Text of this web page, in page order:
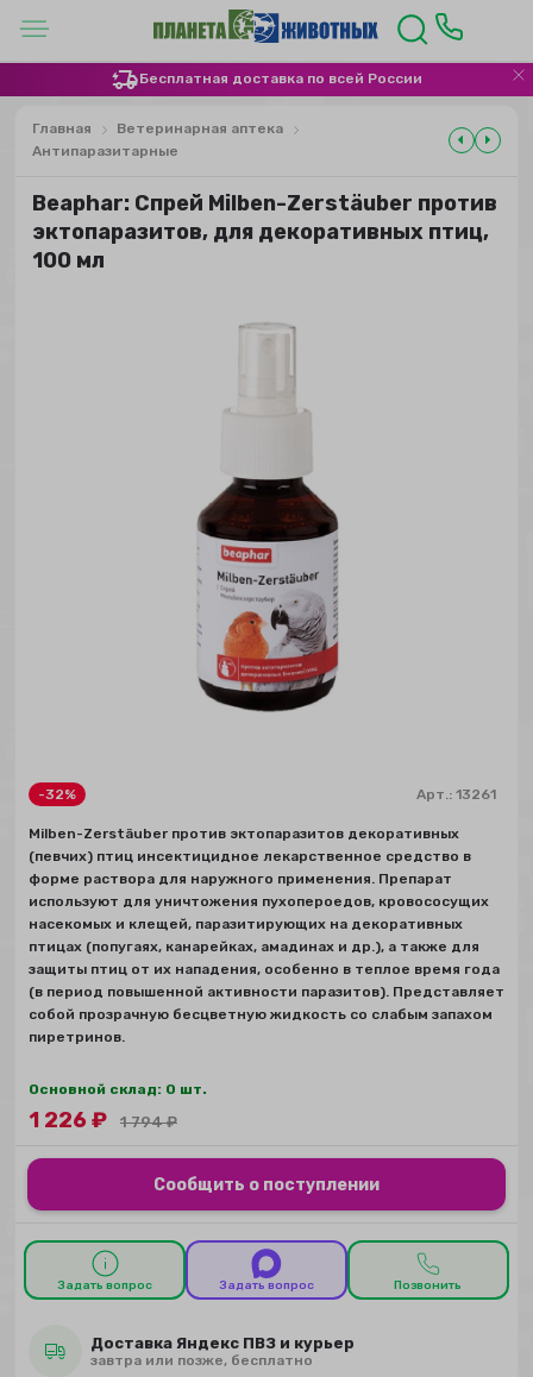
Бесплатная доставка по всей России
Главная
Ветеринарная аптека
Антипаразитарные
Beaphar: Спрей Milben-Zerstäuber против
эктопаразитов, для декоративных птиц,
100 мл
-32% Арт.:13261
Milben-Zerstäuber против эктопаразитов декоративных
(певчих) птиц инсектицидное лекарственное средство в
форме раствора для наружного применения. Препарат
используют для уничтожения пухопероедов, кровососущих
насекомых и клещей, паразитирующих на декоративных
птицах (попугаях, канарейках, амадинах и др.), а также для
защиты птиц от их нападения, особенно в теплое время года
(в период повышенной активности паразитов). Представляет
собой прозрачную бесцветную жидкость со слабым запахом
пиретринов.
Основной склад: 0 шт.
1 226 ₽ 1 794₽
Сообщить о поступлении
Задать вопрос Задать вопрос Позвонить
Доставка Яндекс ПВЗ и курьер
завтра или позже, бесплатно